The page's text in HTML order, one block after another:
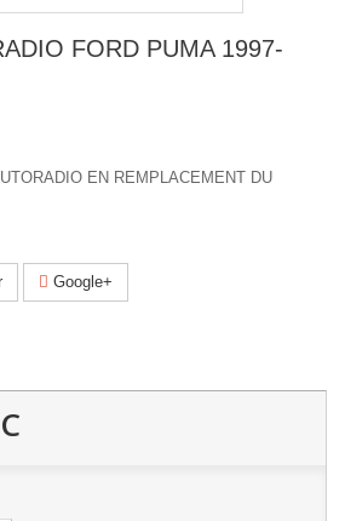
FORD PUMA 1997-
EN REMPLACEMENT DU
Google+